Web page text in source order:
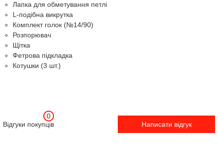
Лапка для обметування петлі
L-подібна викрутка
Комплект голок (№14/90)
Розпорювач
Щітка
Фетрова підкладка
Котушки (3 шт.)
Відгуки покупців
0
Написати відгук